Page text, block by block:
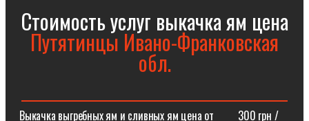
Стоимость услуг выкачка ям цена
Путятинцы Ивано-Франковская
обл.
Выкачка выгребных ям и сливных ям цена от⠀⠀⠀300 грн /